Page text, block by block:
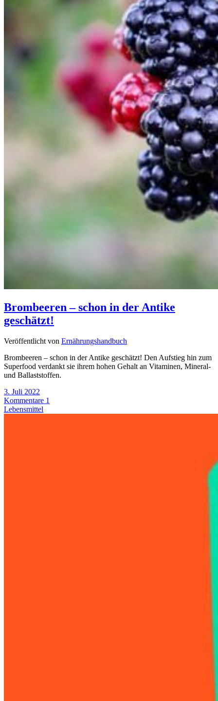
Brombeeren – schon in der Antike
geschätzt!
Veröffentlicht von Ernährungshandbuch
Brombeeren – schon in der Antike geschätzt! Den Aufstieg hin zum
Superfood verdankt sie ihrem hohen Gehalt an Vitaminen, Mineral-
und Ballaststoffen.
3. Juli 2022
Kommentare 1
Lebensmittel